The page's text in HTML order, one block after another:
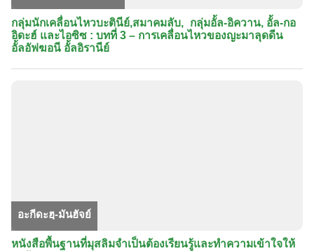
กลุ่มนักเคลื่อนไหวบะตินีย์​,สมาคมลับ, กลุ่มอั้ล-อิควาน, อั้ล-กอ
อิดะฮ์ และไอซิซ : บทที่ 3 – การเคลื่อนไหวของญะมาลุดดีน
อั้ลอัฟฆอนี อั้ลอิรานีย์
อะกีดะฮฺ-มันฮัจย์
หนังสือพื้นฐานที่มุสลิมจำเป็นต้องเรียนรู้และทำความเข้าใจให้